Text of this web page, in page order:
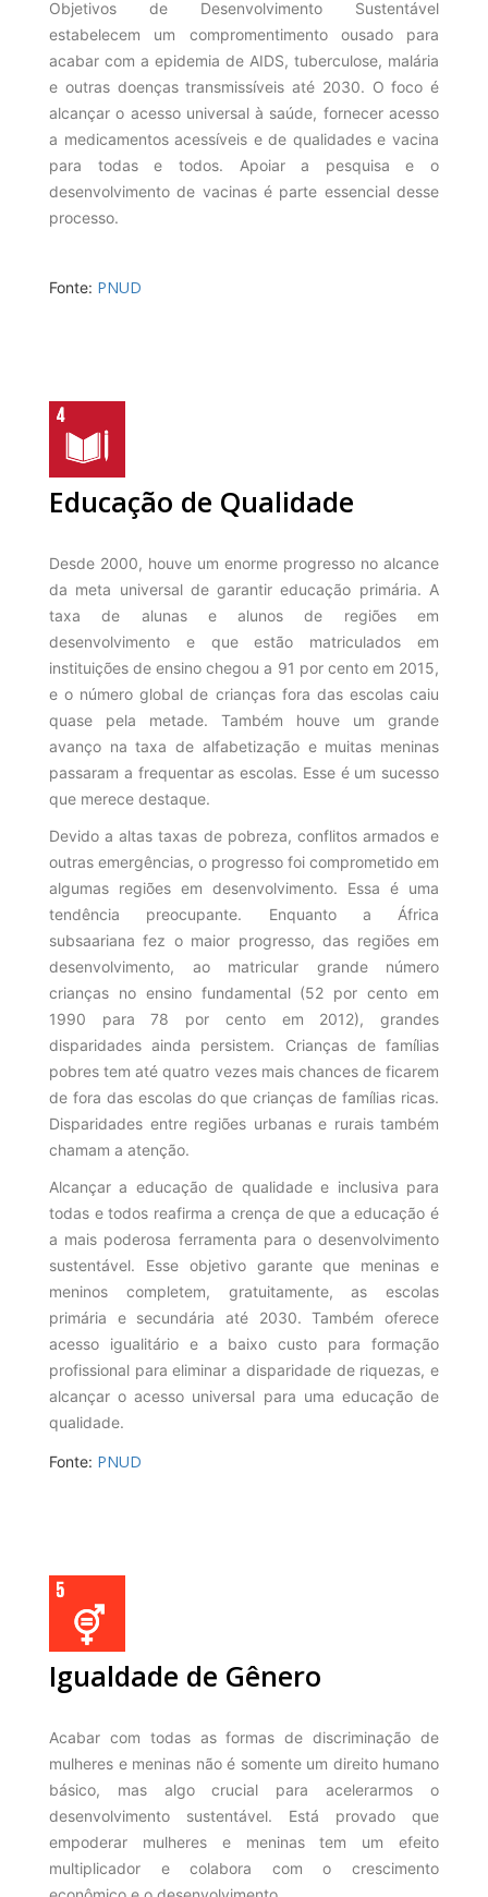
Objetivos de Desenvolvimento Sustentável
estabelecem um compromentimento ousado para
acabar com a epidemia de AIDS, tuberculose, malária
e outras doenças transmissíveis até 2030. O foco é
alcançar o acesso universal à saúde, fornecer acesso
a medicamentos acessíveis e de qualidades e vacina
para todas e todos. Apoiar a pesquisa e o
desenvolvimento de vacinas é parte essencial desse
processo.
Fonte: PNUD
Educação de Qualidade
Desde 2000, houve um enorme progresso no alcance
da meta universal de garantir educação primária. A
taxa de alunas e alunos de regiões em
desenvolvimento e que estão matriculados em
instituições de ensino chegou a 91 por cento em 2015,
e o número global de crianças fora das escolas caiu
quase pela metade. Também houve um grande
avanço na taxa de alfabetização e muitas meninas
passaram a frequentar as escolas. Esse é um sucesso
que merece destaque.
Devido a altas taxas de pobreza, conflitos armados e
outras emergências, o progresso foi comprometido em
algumas regiões em desenvolvimento. Essa é uma
tendência preocupante. Enquanto a África
subsaariana fez o maior progresso, das regiões em
desenvolvimento, ao matricular grande número
crianças no ensino fundamental (52 por cento em
1990 para 78 por cento em 2012), grandes
disparidades ainda persistem. Crianças de famílias
pobres tem até quatro vezes mais chances de ficarem
de fora das escolas do que crianças de famílias ricas.
Disparidades entre regiões urbanas e rurais também
chamam a atenção.
Alcançar a educação de qualidade e inclusiva para
todas e todos reafirma a crença de que a educação é
a mais poderosa ferramenta para o desenvolvimento
sustentável. Esse objetivo garante que meninas e
meninos completem, gratuitamente, as escolas
primária e secundária até 2030. Também oferece
acesso igualitário e a baixo custo para formação
profissional para eliminar a disparidade de riquezas, e
alcançar o acesso universal para uma educação de
qualidade.
Fonte: PNUD
Igualdade de Gênero
Acabar com todas as formas de discriminação de
mulheres e meninas não é somente um direito humano
básico, mas algo crucial para acelerarmos o
desenvolvimento sustentável. Está provado que
empoderar mulheres e meninas tem um efeito
multiplicador e colabora com o crescimento